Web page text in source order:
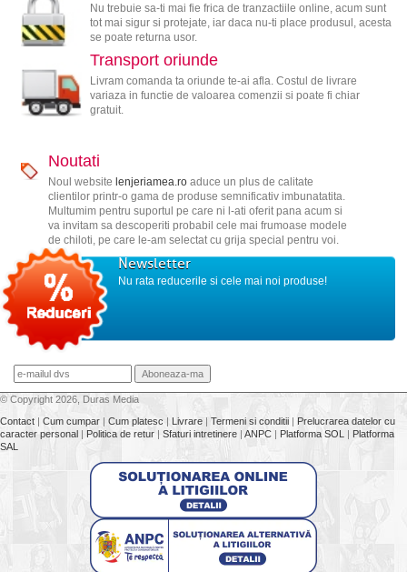
Nu trebuie sa-ti mai fie frica de tranzactiile online, acum sunt
tot mai sigur si protejate, iar daca nu-ti place produsul, acesta
se poate returna usor.
Transport oriunde
Livram comanda ta oriunde te-ai afla. Costul de livrare
variaza in functie de valoarea comenzii si poate fi chiar
gratuit.
Noutati
Noul website lenjeriamea.roaduce un plus de calitate
clientilor printr-o gama de produse semnificativ imbunatatita.
Multumim pentru suportul pe care ni l-ati oferit pana acum si
va invitam sa descoperiti probabil cele mai frumoase modele
de chiloti, pe care le-am selectat cu grija special pentru voi.
Newsletter
Nu rata reducerile si cele mai noi produse!
© Copyright 2026, Duras Media
Contact | Cum cumpar | Cum platesc | Livrare | Termeni si conditii | Prelucrarea datelor cu
caracter personal | Politica de retur | Sfaturi intretinere | ANPC | Platforma SOL | Platforma
SAL